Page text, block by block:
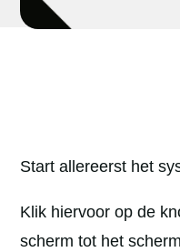
Start allereerst het
Klik hiervoor op de
scherm tot het